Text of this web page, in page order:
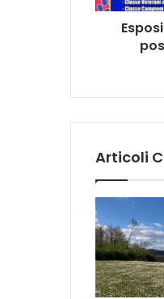
o
n
a
P
e
t
r
a
z
z
Articoli